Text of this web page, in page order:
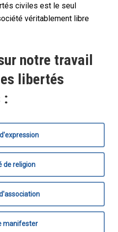
civiles est le seul
véritablement libre
notre travail
libertés
:
de religion
manifester